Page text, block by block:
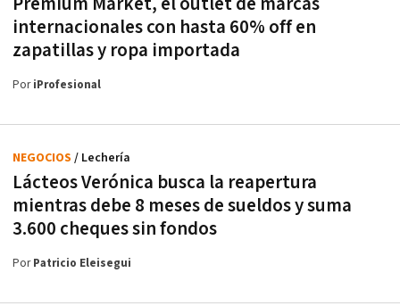
internacionales con hasta 60% off en
zapatillas y ropa importada
PoriProfesional
Lácteos Verónica busca la reapertura
mientras debe 8 meses de sueldos y suma
3.600 cheques sin fondos
NEGOCIOS / Lechería
PorPatricio Eleisegui